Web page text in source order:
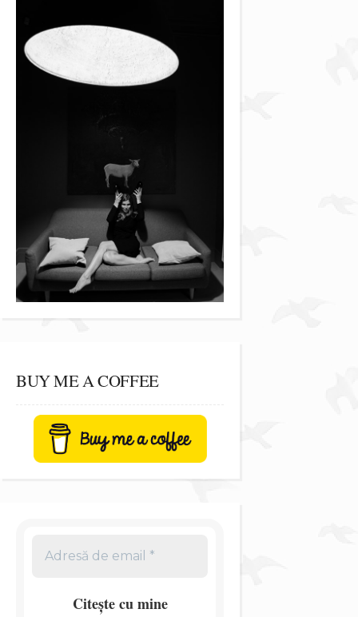
BUY ME A COFFEE
Citește cu mine